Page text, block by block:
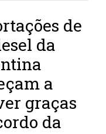
de
da
a
graças
da